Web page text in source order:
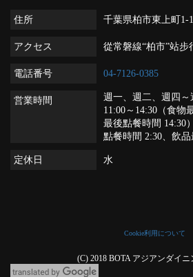
住所 千葉県柏市東上町1-
アクセス 從常磐線“柏市”站步
電話番号 04-7126-0385
営業時間
週一、週二、週四
11:00～14:30（食物
最後點餐時間 14:30
點餐時間 2:30、飲
定休日 水
Cookie利用について
(C) 2018 BOTA アジアンダイ